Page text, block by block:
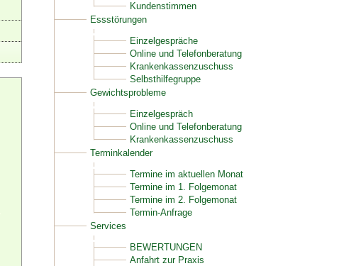
Kundenstimmen
Essstörungen
Einzelgespräche
Online und Telefonberatung
Krankenkassenzuschuss
Selbsthilfegruppe
Gewichtsprobleme
Einzelgespräch
Online und Telefonberatung
Krankenkassenzuschuss
Terminkalender
Termine im aktuellen Monat
Termine im 1. Folgemonat
Termine im 2. Folgemonat
Termin-Anfrage
Services
BEWERTUNGEN
Anfahrt zur Praxis